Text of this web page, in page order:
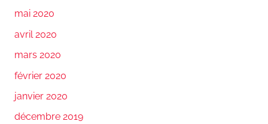
mai 2020
avril 2020
mars 2020
février 2020
janvier 2020
décembre 2019